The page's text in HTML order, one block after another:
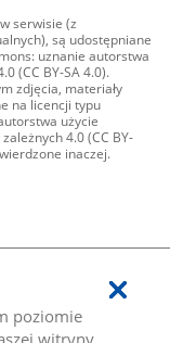
poziomie
witryny
serwisie (z
są udostępniane
uznanie autorstwa
(CC BY-SA 4.0).
zdjęcia, materiały
na licencji typu
użycie
4.0 (CC BY-
inaczej.